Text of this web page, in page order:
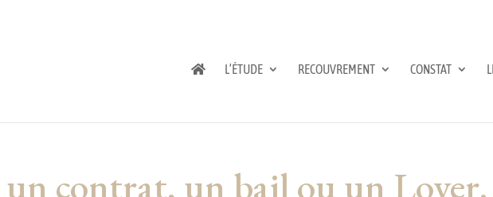
L’ÉTUDE RECOUVREMENT CONSTAT
un contrat, un bail ou un Loyer.